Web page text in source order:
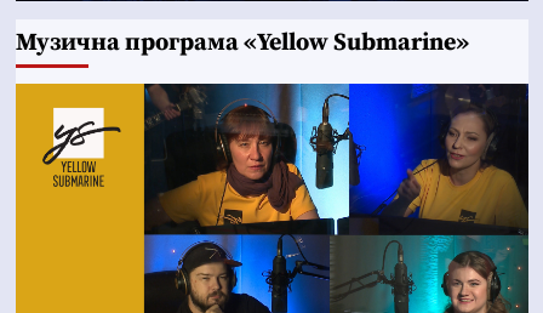
Музична програма «Yellow Submarine»